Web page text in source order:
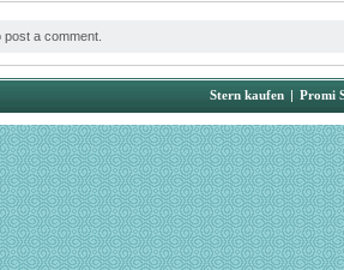
post a comment.
Stern kaufen | Promi